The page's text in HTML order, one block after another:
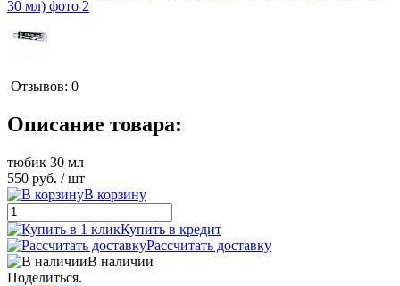
Отзывов: 0
Описание товара:
тюбик 30 мл
550 руб. / шт
В корзину
Купить в кредит
Рассчитать доставку
В наличии
Поделиться.